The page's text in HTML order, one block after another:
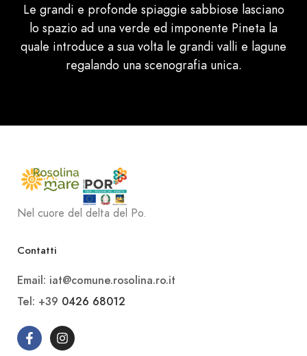
Le grandi e profonde spiaggie sabbiose lasciano
lo spazio ad una verde ed imponente Pineta la
quale introduce a sua volta le grandi valli e lagune
regalando una scenografia unica.
Nel cuore del delta del Po.
Contatti
Email: iat@comune.rosolina.ro.it
Tel: +39 0426 68012